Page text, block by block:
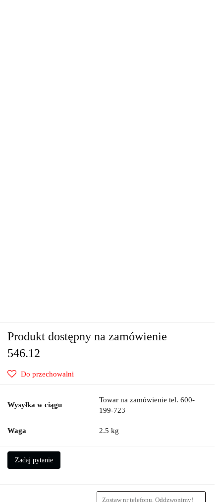
Produkt dostępny na zamówienie
546.12
Do przechowalni
Wysyłka w ciągu
Towar na zamówienie tel. 600-
199-723
Waga 2.5 kg
Zadaj pytanie